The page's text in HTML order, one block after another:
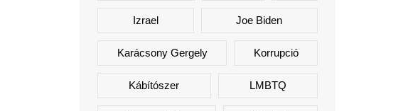
Izrael Joe Biden
Karácsony Gergely Korrupció
Kábítószer LMBTQ